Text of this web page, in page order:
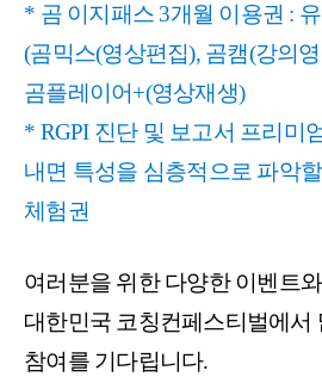
* 곰 이지패스 3개월 이용권 :
(곰믹스(영상편집), 곰캠(강의
곰플레이어+(영상재생)
* RGPI 진단 및 보고서 프리미
내면 특성을 심층적으로 파악
체험권
여러분을 위한 다양한 이벤트
대한민국 코칭컨페스티벌에서
참여를 기다립니다.